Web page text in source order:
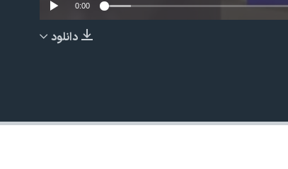
EMBED
0:00
دانلود